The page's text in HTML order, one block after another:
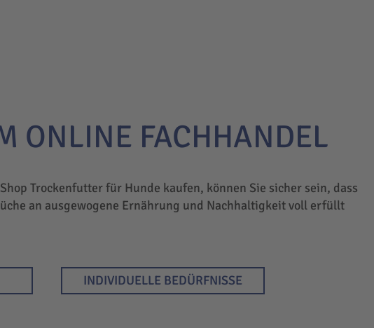
ONLINE FACHHANDEL
Trockenfutter für Hunde kaufen, können Sie sicher sein, dass
an ausgewogene Ernährung und Nachhaltigkeit voll erfüllt
INDIVIDUELLE BEDÜRFNISSE